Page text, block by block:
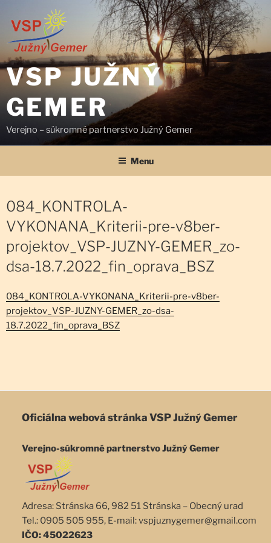
VSP JUŽNÝ
GEMER
Verejno – súkromné partnerstvo Južný Gemer
Menu
084_KONTROLA-
VYKONANA_Kriterii-pre-v8ber-
projektov_VSP-JUZNY-GEMER_zo-
dsa-18.7.2022_fin_oprava_BSZ
084_KONTROLA-VYKONANA_Kriterii-pre-v8ber-
projektov_VSP-JUZNY-GEMER_zo-dsa-
18.7.2022_fin_oprava_BSZ
Oficiálna webová stránka VSP Južný Gemer
Verejno-súkromné partnerstvo Južný Gemer
Adresa: Stránska 66, 982 51 Stránska – Obecný urad
Tel.: 0905 505 955, E-mail: vspjuznygemer@gmail.com
IČO: 45022623